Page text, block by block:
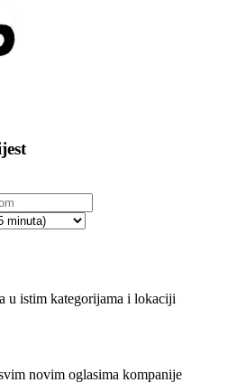
u istim kategorijama i lokaciji
novim oglasima kompanije